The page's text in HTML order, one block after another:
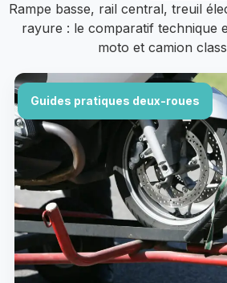
Rampe basse, rail central, treuil
rayure : le comparatif technique
moto et camion
Guides pratiques deux-roues